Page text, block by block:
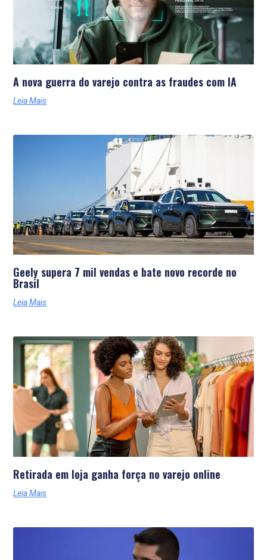
A nova guerra do varejo contra as fraudes com IA
Leia Mais
Geely supera 7 mil vendas e bate novo recorde no
Brasil
Leia Mais
Retirada em loja ganha força no varejo online
Leia Mais